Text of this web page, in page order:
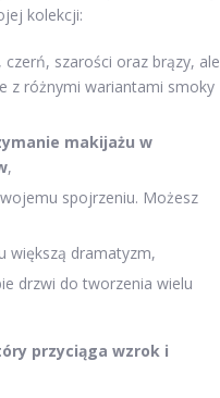
kolekcji:
szarości oraz brązy, ale
z różnymi wariantami smoky
makijażu w
,
spojrzeniu. Możesz
większą dramatyzm,
drzwi do tworzenia wielu
przyciąga wzrok i